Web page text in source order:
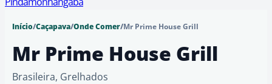
Início/Caçapava/Onde Comer/Mr Prime House Grill
Mr Prime House Grill
Brasileira, Grelhados